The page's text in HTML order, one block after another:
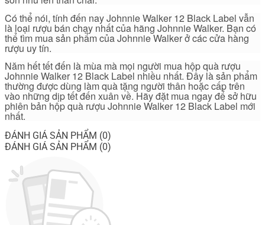
Có thể nói, tính đến nay Johnnie Walker 12 Black Label vẫn
là loại rượu bán chạy nhất của hãng Johnnie Walker. Bạn có
thể tìm mua sản phẩm của Johnnie Walker ở các cửa hàng
rượu uy tín.
Năm hết tết đến là mùa mà mọi người mua hộp quà rượu
Johnnie Walker 12 Black Label nhiều nhất. Đây là sản phẩm
thường được dùng làm quà tặng người thân hoặc cấp trên
vào những dịp tết đến xuân về. Hãy đặt mua ngay để sở hữu
phiên bản hộp quà rượu Johnnie Walker 12 Black Label mới
nhất.
ĐÁNH GIÁ SẢN PHẨM (0)
ĐÁNH GIÁ SẢN PHẨM (0)